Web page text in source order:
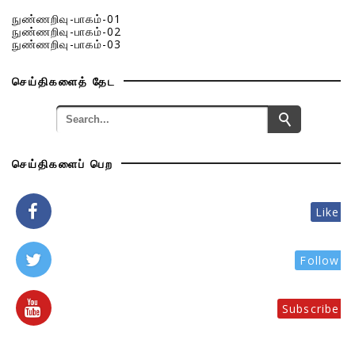
நுண்ணறிவு-பாகம்-01
நுண்ணறிவு-பாகம்-02
நுண்ணறிவு-பாகம்-03
செய்திகளைத் தேட
செய்திகளைப் பெற
Like
Follow
Subscribe